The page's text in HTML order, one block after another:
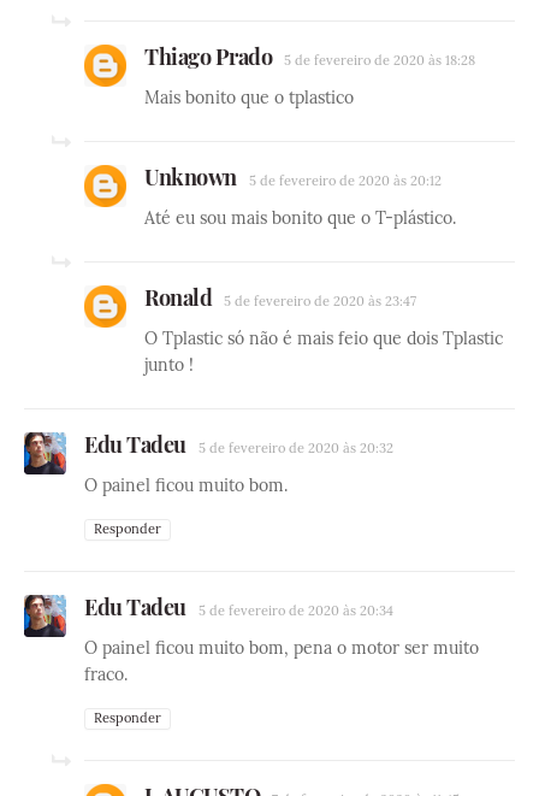
Thiago Prado 5 de fevereiro de 2020 às 18:28
Mais bonito que o tplastico
Unknown 5 de fevereiro de 2020 às 20:12
Até eu sou mais bonito que o T-plástico.
Ronald 5 de fevereiro de 2020 às 23:47
O Tplastic só não é mais feio que dois Tplastic
junto !
Edu Tadeu 5 de fevereiro de 2020 às 20:32
O painel ficou muito bom.
Responder
Edu Tadeu 5 de fevereiro de 2020 às 20:34
O painel ficou muito bom, pena o motor ser muito
fraco.
Responder